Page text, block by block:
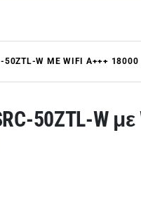
50ZTL-W ΜΕ WIFI A+++ 18000
50ZTL-W με